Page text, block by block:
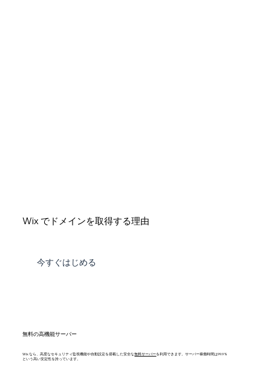
Wix でドメインを取得する理由
今すぐはじめる
無料の高機能サーバー
Wix なら、高度なセキュリティ監視機能や自動設定を搭載した安全な無料サーバーを利用できます。サーバー稼働時間は99.9％
という高い安定性を誇っています。